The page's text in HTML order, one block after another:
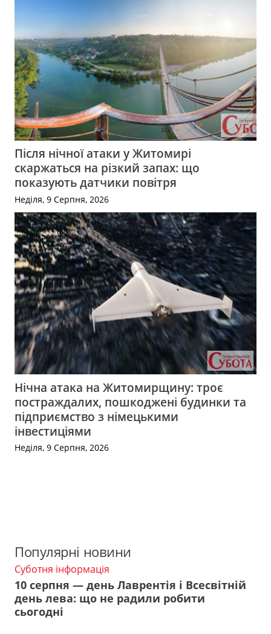
Після нічної атаки у Житомирі
скаржаться на різкий запах: що
показують датчики повітря
Неділя, 9 Серпня, 2026
Нічна атака на Житомирщину: троє
постраждалих, пошкоджені будинки та
підприємство з німецькими
інвестиціями
Неділя, 9 Серпня, 2026
Популярні новини
Суботня інформація
10 серпня — день Лаврентія і Всесвітній
день лева: що не радили робити
сьогодні